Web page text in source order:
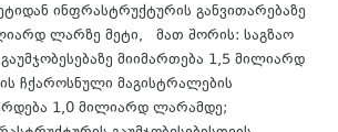
ინფრასტრუქტურის განვითარებაზე
ლარზე მეტი, მათ შორის: საგზაო
მიიმართება 1,5 მილიარდ
ჩქაროსნული მაგისტრალების
1,0 მილიარდ ლარამდე;